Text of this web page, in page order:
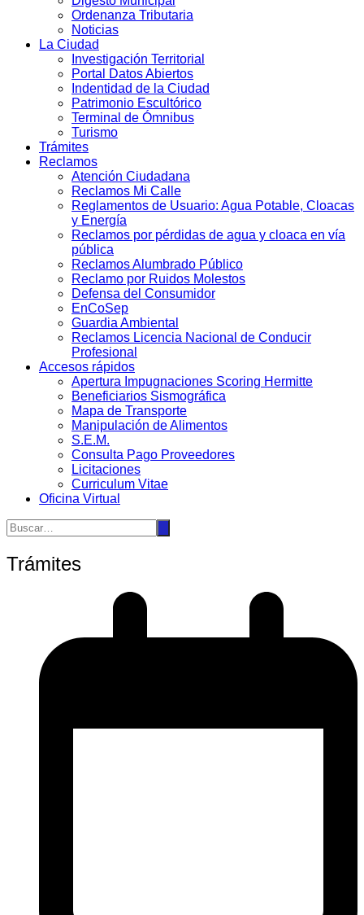
Ordenanza Tributaria
Noticias
La Ciudad
Investigación Territorial
Portal Datos Abiertos
Indentidad de la Ciudad
Patrimonio Escultórico
Terminal de Ómnibus
Turismo
Trámites
Reclamos
Atención Ciudadana
Reclamos Mi Calle
Reglamentos de Usuario: Agua Potable, Cloacas
y Energía
Reclamos por pérdidas de agua y cloaca en vía
pública
Reclamos Alumbrado Público
Reclamo por Ruidos Molestos
Defensa del Consumidor
EnCoSep
Guardia Ambiental
Reclamos Licencia Nacional de Conducir
Profesional
Accesos rápidos
Apertura Impugnaciones Scoring Hermitte
Beneficiarios Sismográfica
Mapa de Transporte
Manipulación de Alimentos
S.E.M.
Consulta Pago Proveedores
Licitaciones
Curriculum Vitae
Oficina Virtual
Trámites